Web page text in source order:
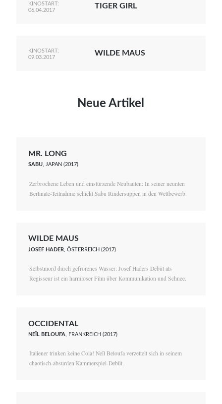
KINOSTART:
06.04.2017
TIGER GIRL
KINOSTART:
09.03.2017
WILDE MAUS
Neue Artikel
MR. LONG
SABU, JAPAN (2017)
Zerbrochene Leben und einstürzende Neubauten: In seiner neunten
Berlinale-Teilnahme schickt Sabu Rindersuppen in den Wettbewerb.
WILDE MAUS
JOSEF HADER , ÖSTERREICH (2017)
Selbstmord durch gefrorenes Wasser: Josef Haders Debüt als
Regisseur ist ein harmloser Film über Kommunikation und Schnee.
OCCIDENTAL
NEÏL BELOUFA , FRANKREICH (2017)
Italiener trinken keine Cola! Neïl Beloufa verzettelt sich in seinem
chaotisch-absurden Kammerspiel-Debüt.